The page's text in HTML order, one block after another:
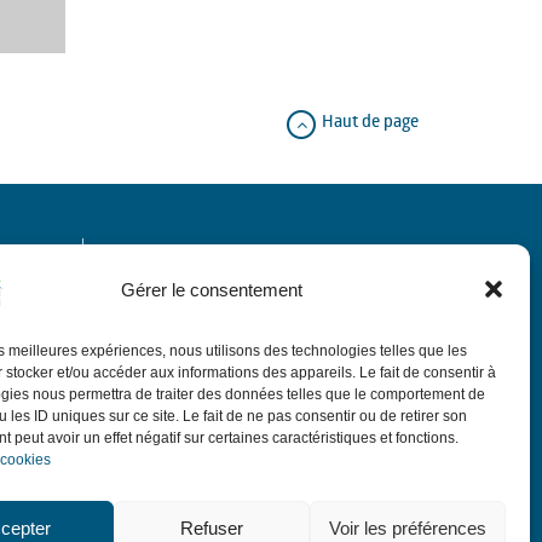
Gérer le consentement
meilleures expériences, nous utilisons des technologies telles que les
stocker et/ou accéder aux informations des appareils. Le fait de consentir à
nous permettra de traiter des données telles que le comportement de
les ID uniques sur ce site. Le fait de ne pas consentir ou de retirer son
peut avoir un effet négatif sur certaines caractéristiques et fonctions.
Refuser Voir les préférences
Haut de page
L'après-midide 13h30 à 18h,sauf le jeudi:
de 13h30 à 17h30.
Le 1er samedi du moisde 9h à 12h sauf
ponts et vacances avec permanence d'élus.